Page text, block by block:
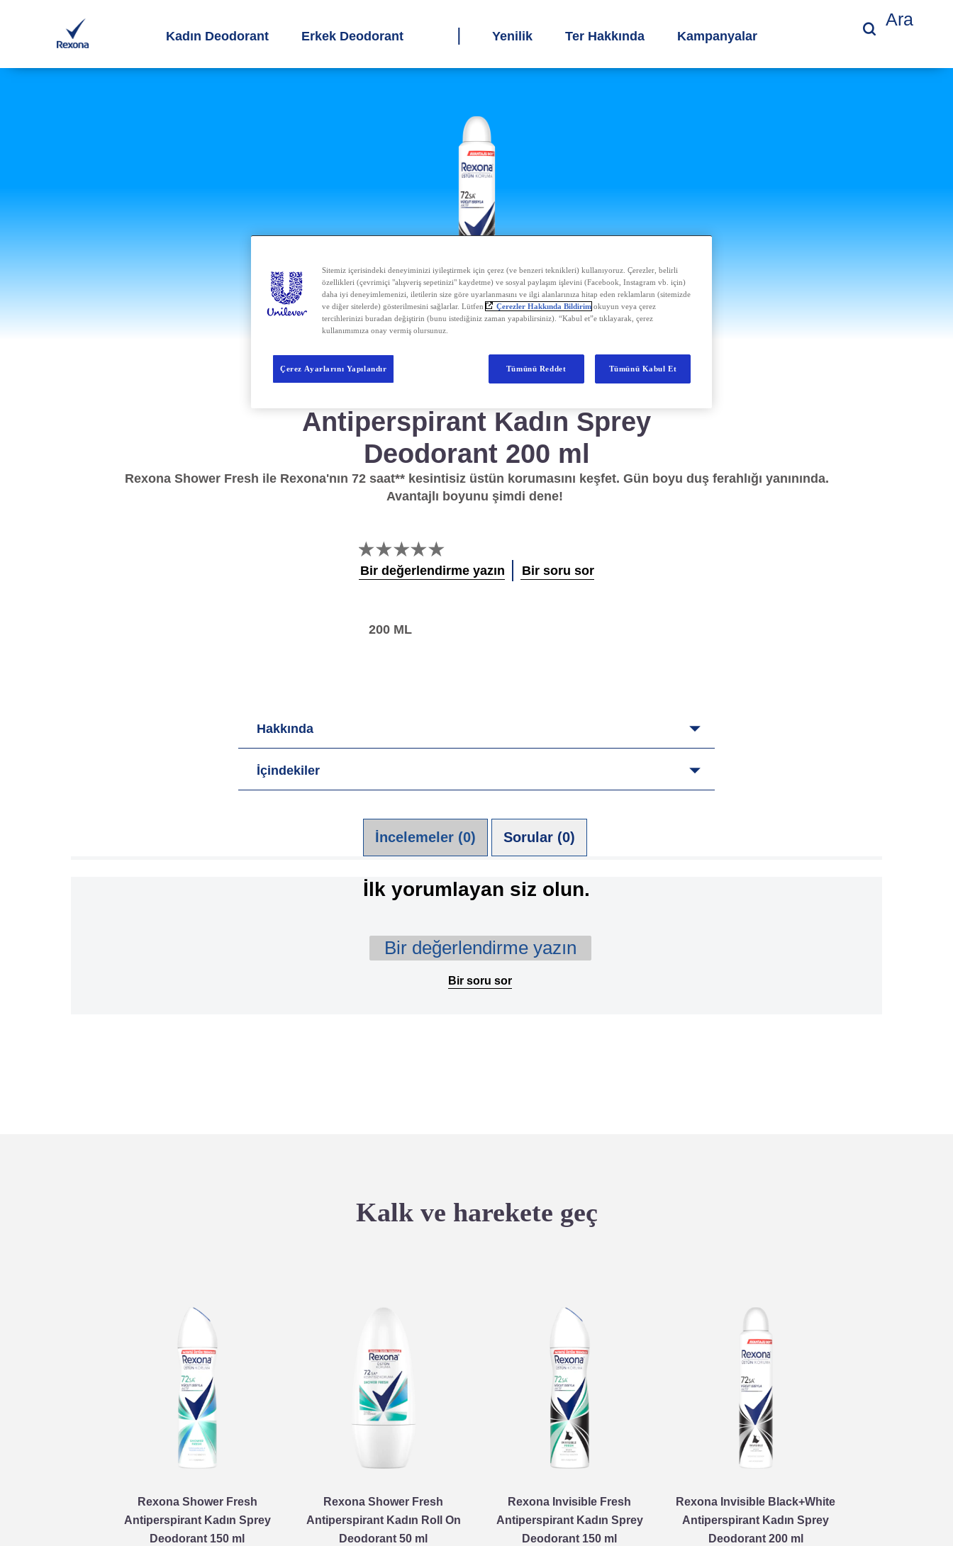
Kadın Deodorant Erkek Deodorant Yenilik Ter Hakkında Kampanyalar
Ara
Rexona Shower Fresh
Antiperspirant Kadın Sprey
Deodorant 200 ml
Rexona Shower Fresh ile Rexona'nın 72 saat** kesintisiz üstün korumasını keşfet. Gün boyu duş ferahlığı yanınında.
Avantajlı boyunu şimdi dene!
Bu
product
için
Bir değerlendirme yazın Bir soru sor
200 ML
Hakkında
İçindekiler
İncelemeler (0) Sorular (0)
İlk yorumlayan siz olun.
Bir değerlendirme yazın
Bir soru sor
Kalk ve harekete geç
Rexona Shower Fresh
Antiperspirant Kadın Sprey
Deodorant 150 ml
Rexona Shower Fresh
Antiperspirant Kadın Roll On
Deodorant 50 ml
Rexona Invisible Fresh
Antiperspirant Kadın Sprey
Deodorant 150 ml
Rexona Invisible Black+White
Antiperspirant Kadın Sprey
Deodorant 200 ml
Sitemiz içerisindeki deneyiminizi iyileştirmek için çerez (ve benzeri teknikleri) kullanıyoruz. Çerezler, belirli
özellikleri (çevrimiçi "alışveriş sepetinizi" kaydetme) ve sosyal paylaşım işlevini (Facebook, Instagram vb. için)
daha iyi deneyimlemenizi, iletilerin size göre uyarlanmasını ve ilgi alanlarınıza hitap eden reklamların (sitemizde
ve diğer sitelerde) gösterilmesini sağlarlar. Lütfen
Çerezler Hakkında Bildirim okuyun veya çerez
tercihlerinizi buradan değiştirin (bunu istediğiniz zaman yapabilirsiniz). “Kabul et”e tıklayarak, çerez
kullanımımıza onay vermiş olursunuz.
Çerez Ayarlarını Yapılandır Tümünü Reddet Tümünü Kabul Et